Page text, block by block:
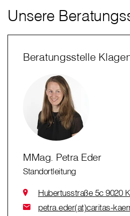
Unsere
Beratungsstelle
MMag. Petra Eder
Standortleitung
Hubertusstraße 5c 9020
petra.eder(at)caritas-